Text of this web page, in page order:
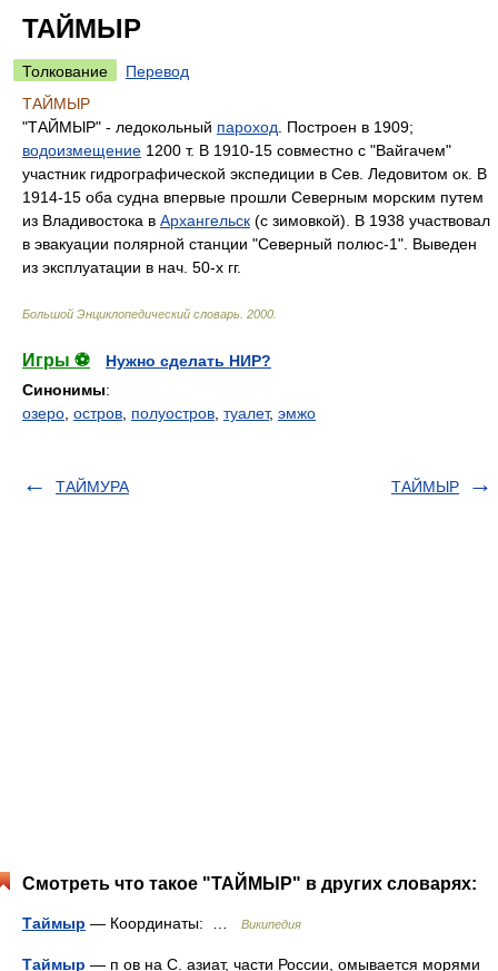
ТАЙМЫР
Толкование
Перевод
ТАЙМЫР
"ТАЙМЫР" - ледокольный пароход . Построен в 1909;
водоизмещение 1200 т. В 1910-15 совместно с "Вайгачем"
участник гидрографической экспедиции в Сев. Ледовитом ок. В
1914-15 оба судна впервые прошли Северным морским путем
из Владивостока в Архангельск (с зимовкой). В 1938 участвовал
в эвакуации полярной станции "Северный полюс-1". Выведен
из эксплуатации в нач. 50-х гг.
Большой Энциклопедический словарь 2000
Игры ⚽
Нужно сделать НИР?
Синонимы:
озеро остров полуостров туалет, эмжо
ТАЙМУРА ТАЙМЫР
Смотреть что такое "ТАЙМЫР" в других словарях:
Таймыр — Координаты: … Википедия
Таймыр — п ов на С. азиат, части России, омывается морями